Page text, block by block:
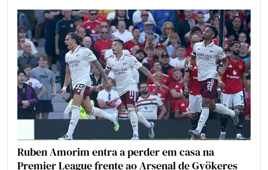
Ruben Amorim entra a perder em casa na
Premier League frente ao Arsenal de Gyökeres